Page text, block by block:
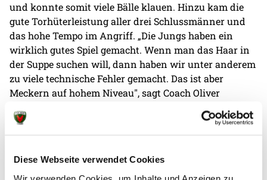
Diese Webseite verwendet Cookies
und konnte somit viele Bälle klauen. Hinzu kam die
gute Torhüterleistung aller drei Schlussmänner und
das hohe Tempo im Angriff. „Die Jungs haben ein
wirklich gutes Spiel gemacht. Wenn man das Haar in
der Suppe suchen will, dann haben wir unter anderem
zu viele technische Fehler gemacht. Das ist aber
Meckern auf hohem Niveau", sagt Coach Oliver
Im Gegensatz zu den anderen Mannschaften der
Sieger von der Platte gehen. Gegen die Reserve der TSV